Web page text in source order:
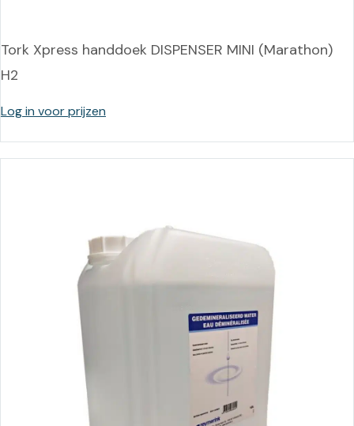
Tork Xpress handdoek DISPENSER MINI (Marathon)
H2
Log in voor prijzen